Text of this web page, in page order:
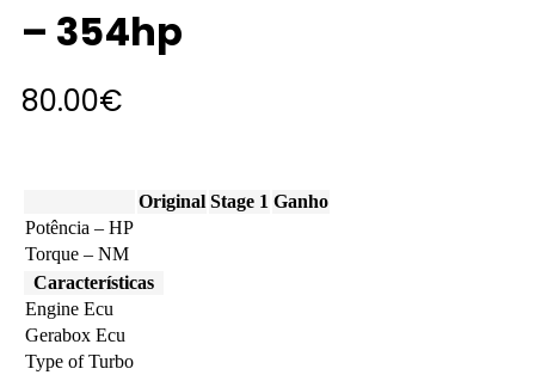
– 354hp
80.00€
Original Stage 1 Ganho
Potência – HP
Torque – NM
Características
Engine Ecu
Gerabox Ecu
Type of Turbo